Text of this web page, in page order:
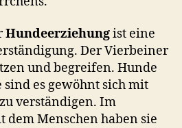
Hundeerziehungist eine
Der Vierbeiner
und begreifen. Hunde
sind es gewöhnt sich mit
verständigen. Im
dem Menschen haben sie